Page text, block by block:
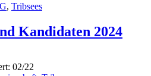
, Tribsees
Kandidaten 2024